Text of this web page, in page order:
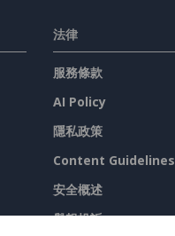
法律
服務條款
AI Policy
隱私政策
Content Guidelines
安全概述
舉報投訴